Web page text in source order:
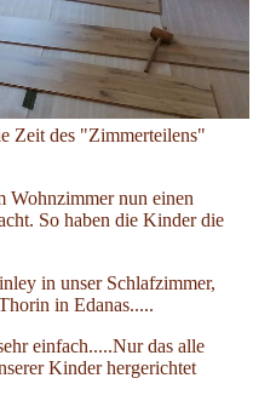
Zeit des "Zimmerteilens"
Wohnzimmer nun einen
So haben die Kinder die
in unser Schlafzimmer,
in Edanas.....
einfach.....Nur das alle
Kinder hergerichtet